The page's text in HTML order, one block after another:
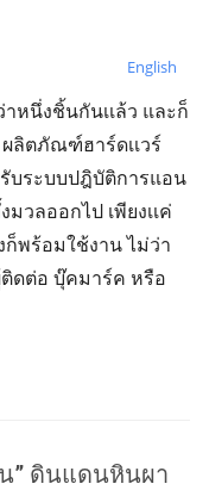
English
หนึ่งชิ้นกันเเล้ว และก็
ลิตภัณฑ์ฮาร์ดเเวร์
บระบบปฎิบัติการแอน
วลออกไป เพียงเเค่
พร้อมใช้งาน ไม่ว่า
ติดต่อ บุ๊คมาร์ค หรือ
” ดินแดนหินผา